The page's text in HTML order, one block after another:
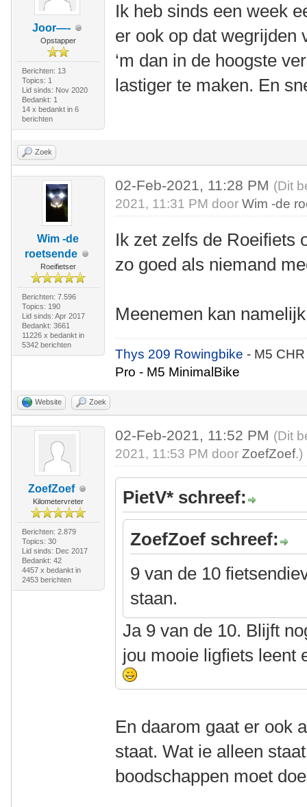
Joor—-
Opstapper
Berichten: 13
Topics: 1
Lid sinds: Nov 2020
Bedankt: 1
14 x bedankt in 6
berichten
Ik heb sinds een week
er ook op dat wegrijden
‘m dan in de hoogste
lastiger te maken. En
Zoek
Wim -de
roetsende
Roeifietser
Berichten: 7.596
Topics: 190
Lid sinds: Apr 2017
Bedankt: 3661
11226 x bedankt in
5342 berichten
02-Feb-2021, 11:28 PM (Dit
2021, 11:31 PM doorWim -de
Ik zet zelfs de Roeifiets
zo goed als niemand
Meenemen kan
Thys 209 Rowingbike- M5
Pro - M5 MinimalBike
Website Zoek
ZoefZoef
Kilometervreter
Berichten: 2.879
Topics: 30
Lid sinds: Dec 2017
Bedankt: 42
4457 x bedankt in
2453 berichten
02-Feb-2021, 11:52 PM (Dit
2021, 11:53 PM doorZoefZoef.)
PietV* schreef:
ZoefZoef schreef:
9 van de 10
staan.
Ja 9 van de 10. Blijft
jou mooie ligfiets leent
En daarom gaat er ook
staat. Wat ie alleen
boodschappen moet